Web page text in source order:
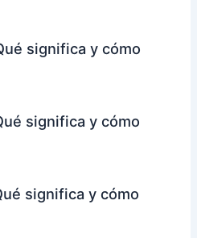
significa y cómo
significa y cómo
significa y cómo